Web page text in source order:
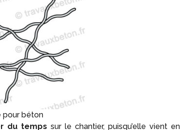
pour béton
du temps sur le chantier, puisqu’elle vient en